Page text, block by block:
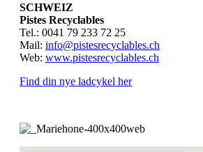
SCHWEIZ
Pistes Recyclables
Tel.: 0041 79 233 72 25
Mail: info@pistesrecyclables.ch
Web: www.pistesrecyclables.ch
Find din nye ladcykel her